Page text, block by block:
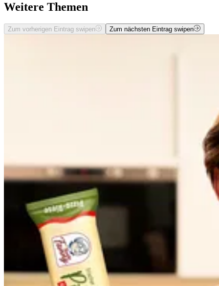
Weitere Themen
Zum vorherigen Eintrag swipen Zum nächsten Eintrag swipen